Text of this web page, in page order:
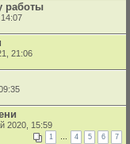
работы
21:06
2020, 15:59
1 … 4 5 6 7